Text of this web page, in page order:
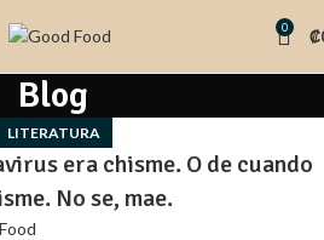
0 ₡
Blog
LITERATURA
era chisme. O de cuando
No se, mae.